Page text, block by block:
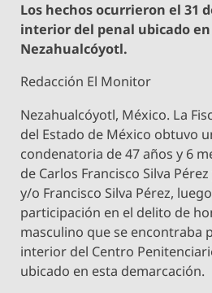
Los hechos ocurrieron el 31
interior del penal ubicado
Nezahualcóyotl.
Redacción El Monitor
Nezahualcóyotl, México. La
del Estado de México obtuvo
condenatoria de 47 años y 6
de Carlos Francisco Silva
y/o Francisco Silva Pérez,
participación en el delito de
masculino que se encontraba
interior del Centro
ubicado en esta demarcación.